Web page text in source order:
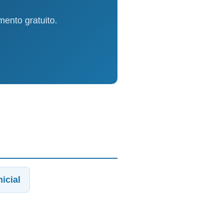
gratuito.